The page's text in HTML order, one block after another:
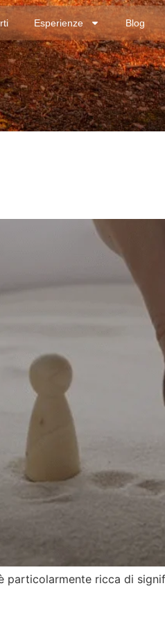
Esperienze Blog
ricca di